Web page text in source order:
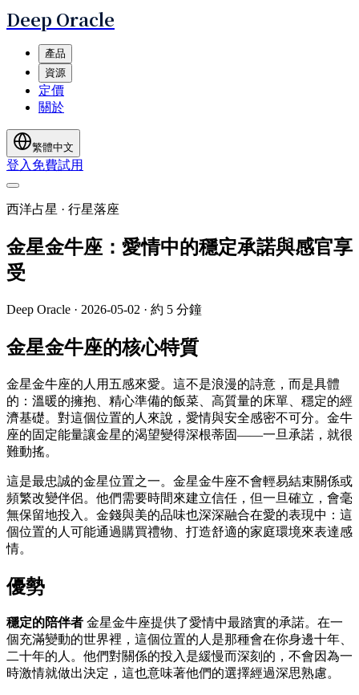
Deep Oracle
產品
資源
定價
關於
繁體中文
登入 免費試用
西洋占星 · 行星落座
金星金牛座：愛情中的穩定承諾與感官享
受
Deep Oracle · 2026-05-02 · 約 5 分鐘
金星金牛座的核心特質
金星金牛座的人用五感來愛。這不是浪漫的詩意，而是具體
的：溫暖的擁抱、精心準備的飯菜、高質量的床單、穩定的經
濟基礎。對這個位置的人來說，愛情與安全感密不可分。金牛
座的固定能量讓金星的渴望變得深根蒂固——一旦承諾，就很
難動搖。
這是最忠誠的金星位置之一。金星金牛座不會輕易結束關係或
頻繁改變伴侶。他們需要時間來建立信任，但一旦確立，會毫
無保留地投入。金錢與美的品味也深深融合在愛的表現中：這
個位置的人可能通過購買禮物、打造舒適的家庭環境來表達感
情。
優勢
穩定的陪伴者 金星金牛座提供了愛情中最踏實的承諾。在一
個充滿變動的世界裡，這個位置的人是那種會在你身邊十年、
二十年的人。他們對關係的投入是緩慢而深刻的，不會因為一
時激情就做出決定，這也意味著他們的選擇經過深思熟慮。